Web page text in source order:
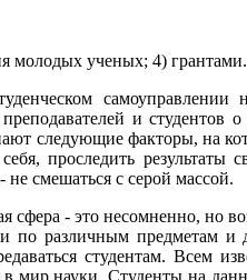
молодых ученых; 4) грантами.
самоуправлении
и студентов
следующие факторы, на
проследить результаты
смешаться с серой массой.
сфера - это несомненно, но
по различным предметам и
студентам. Всем